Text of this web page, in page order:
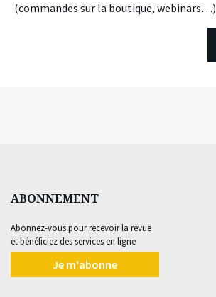
(commandes sur la boutique, webinars…)
ABONNEMENT
Abonnez-vous pour recevoir la revue
et bénéficiez des services en ligne
Je m'abonne